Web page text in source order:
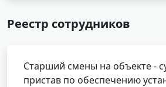
Реестр сотрудников
Старший смены на объекте -
пристав по обеспечению